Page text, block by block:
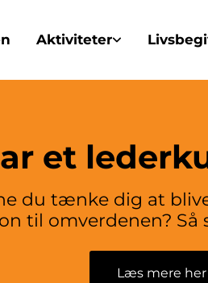
Aktiviteter
et
du tænke dig at
til omverdenen? Så
Læs mere her